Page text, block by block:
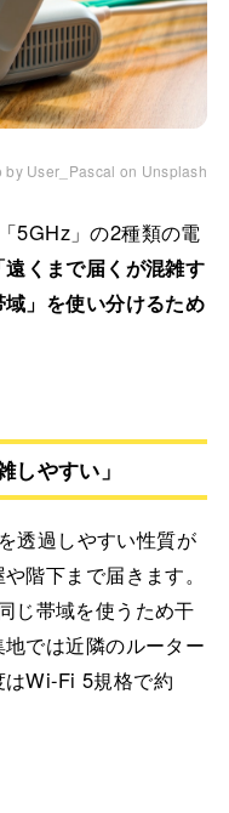
by User_Pascal on Unsplash
5GHz」の2種類の電
遠くまで届くが混雑す
」を使い分けるため
しやすい」
透過しやすい性質が
階下まで届きます。
じ帯域を使うため干
では近隣のルーター
はWi-Fi 5規格で約